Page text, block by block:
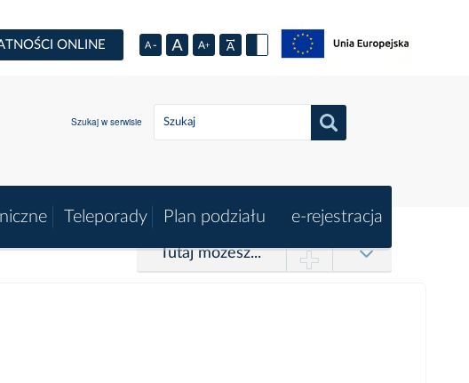
ONLINE
Szukaj w serwisie
Teleporady Plan podziału e-rejestracja
Tutaj możesz...